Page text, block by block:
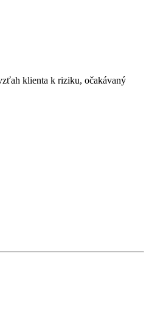
klienta k riziku, očakávaný